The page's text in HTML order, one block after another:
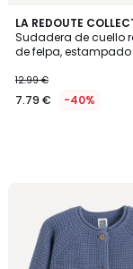
LA REDOUTE
Sudadera de cuello
de felpa, estampado
cierre con
12.99 €
7.79 € -40%